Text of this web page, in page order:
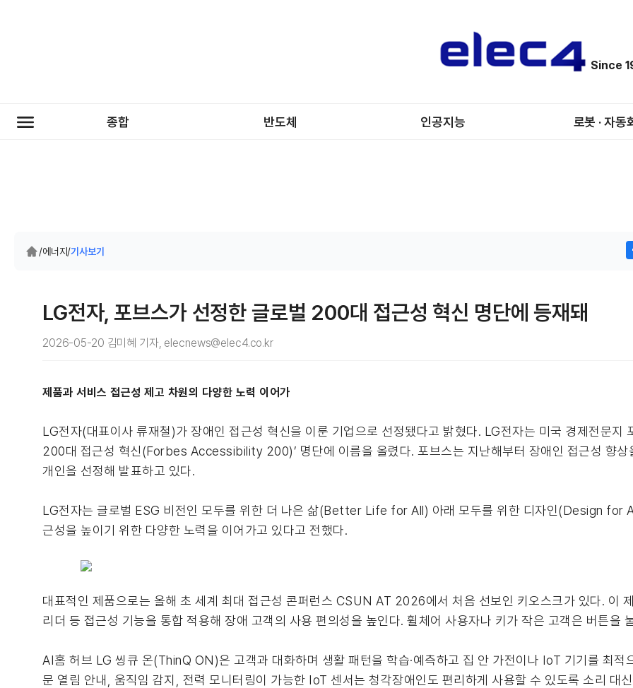
Since
종합 반도체 인공지능 로봇 · 자동
/에너지/기사보기
LG전자, 포브스가 선정한 글로벌 200대 접근성 혁신 명단에 등재돼
2026-05-20 김미혜 기자, elecnews@elec4.co.kr
제품과 서비스 접근성 제고 차원의 다양한 노력 이어가
LG전자(대표이사 류재철)가 장애인 접근성 혁신을 이룬 기업으로 선정됐다고 밝혔다. LG전자는 미국 경제전문지
200대 접근성 혁신(Forbes Accessibility 200)’ 명단에 이름을 올렸다. 포브스는 지난해부터 장애인 접근성 향상
개인을 선정해 발표하고 있다.
LG전자는 글로벌 ESG 비전인 모두를 위한 더 나은 삶(Better Life for All) 아래 모두를 위한 디자인(Design for
근성을 높이기 위한 다양한 노력을 이어가고 있다고 전했다.
대표적인 제품으로는 올해 초 세계 최대 접근성 콘퍼런스 CSUN AT 2026에서 처음 선보인 키오스크가 있다. 이
리더 등 접근성 기능을 통합 적용해 장애 고객의 사용 편의성을 높인다. 휠체어 사용자나 키가 작은 고객은 버튼을
AI홈 허브 LG 씽큐 온(ThinQ ON)은 고객과 대화하며 생활 패턴을 학습·예측하고 집 안 가전이나 IoT 기기를 최적
문 열림 안내, 움직임 감지, 전력 모니터링이 가능한 IoT 센서는 청각장애인도 편리하게 사용할 수 있도록 소리 대